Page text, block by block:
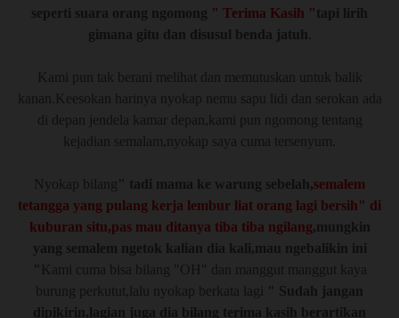
seperti suara orang ngomong " Terima Kasih " tapi lirih
gimana gitu dan disusul benda jatuh
Kami pun tak berani melihat dan memutuskan untuk balik
kanan.Keesokan harinya nyokap nemu sapu lidi dan serokan ada
di depan jendela kamar depan,kami pun ngomong tentang
kejadian semalam,nyokap saya cuma tersenyum.
Nyokap bilang " tadi mama ke warung sebelah,semalem
tetangga yang pulang kerja lembur liat orang lagi bersih" di
kuburan situ,pas mau ditanya tiba tiba ngilang,mungkin
yang semalem ngetok kalian dia kali,mau ngebalikin ini
" Kami cuma bisa bilang "OH" dan manggut manggut kaya
burung perkutut,lalu nyokap berkata lagi
" Sudah jangan
dipikirin,lagian juga dia bilang terima kasih berartikan